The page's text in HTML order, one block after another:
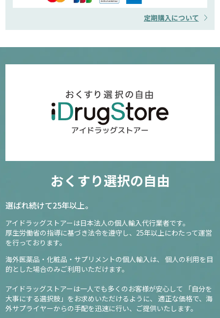
定期購入について
おくすり選択の自由
選ばれ続けて25年以上。
アイドラッグストアーは日本法人の個人輸入代行業者です。
厚生労働省の指導に基づき法令を遵守し、 25年以上にわたって運営
を行っております。
海外医薬品・化粧品・サプリメントの個人輸入は、 個人の利用を目
的とした場合のみご利用いただけます。
アイドラッグストアーは一人でも多くのお客様が安心して
「自分を
大事にする選択肢」をお求めいただけるように、 適正な価格で、海
外サプライヤーからの手配を迅速に行い、ご提供いたします。